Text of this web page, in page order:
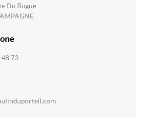
Du Bugue
48 73